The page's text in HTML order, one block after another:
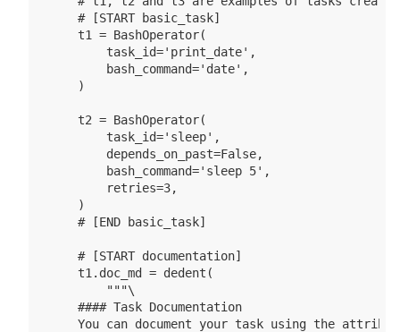
    # [START basic_task]
    t1 = BashOperator(
        task_id='print_date',
        bash_command='date',
    )
    t2 = BashOperator(
        task_id='sleep',
        depends_on_past=False,
        bash_command='sleep 5',
        retries=3,
    )
    # [END basic_task]
    # [START documentation]
    t1.doc_md = dedent(
        """\
    #### Task Documentation
You can document your task using the